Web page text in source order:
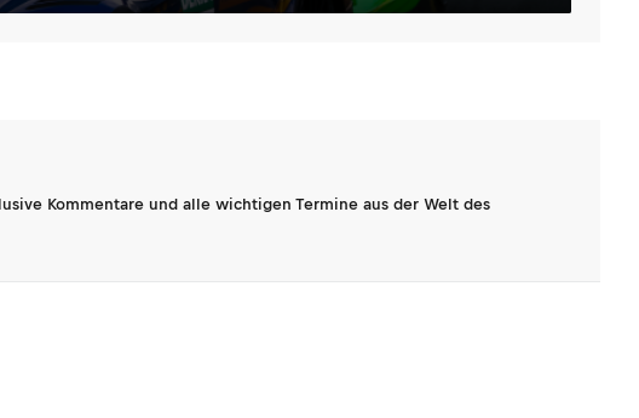
Kommentare und alle wichtigen Termine aus der Welt des